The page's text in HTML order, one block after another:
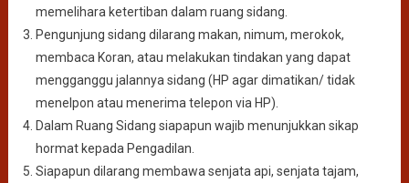
memelihara ketertiban dalam ruang sidang.
Pengunjung sidang dilarang makan, nimum, merokok,
membaca Koran, atau melakukan tindakan yang dapat
mengganggu jalannya sidang (HP agar dimatikan/ tidak
menelpon atau menerima telepon via HP).
Dalam Ruang Sidang siapapun wajib menunjukkan sikap
hormat kepada Pengadilan.
Siapapun dilarang membawa senjata api, senjata tajam,